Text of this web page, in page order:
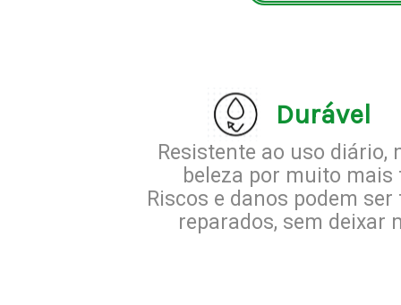
Durável
Resistente ao uso diário,
beleza por muito mais
Riscos e danos podem
reparados, sem deixar